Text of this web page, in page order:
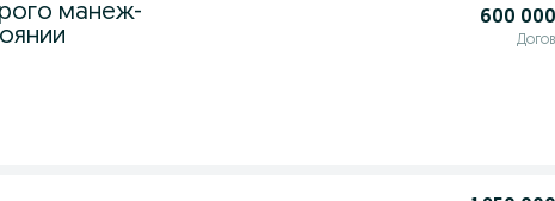
манеж-
600